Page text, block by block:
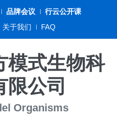
品牌会议
行云公开课
关于我们 FAQ
模式生物科
限公司
Organisms